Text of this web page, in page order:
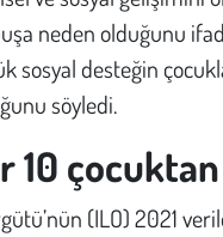
neden olduğunu
sosyal desteğin
söyledi.
10 çocuktan
(ILO) 2021